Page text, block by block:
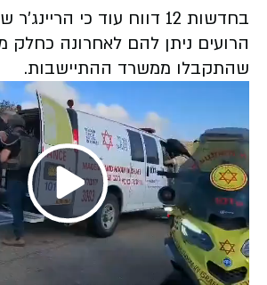
בחדשות 12 דווח עוד כי
הרועים ניתן להם לאחרונה כחלק
שהתקבלו ממשרד ההתיישבות.
Play